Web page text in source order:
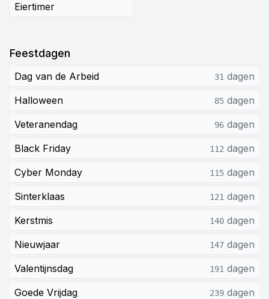
Eiertimer
Feestdagen
Dag van de Arbeid 31 dagen
Halloween
85 dagen
Veteranendag
96 dagen
Black Friday
112 dagen
Cyber Monday
115 dagen
Sinterklaas
121 dagen
Kerstmis
140 dagen
Nieuwjaar
147 dagen
Valentijnsdag
191 dagen
Goede Vrijdag
239 dagen